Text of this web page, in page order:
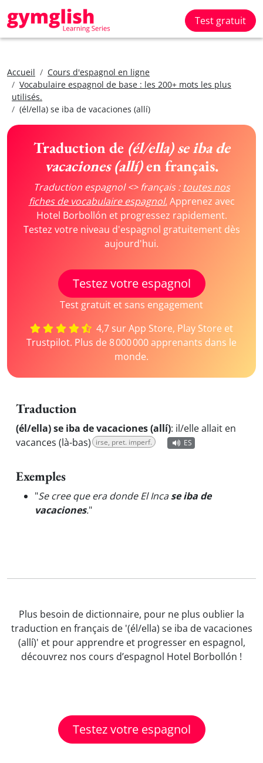
Test gratuit
Accueil
Cours d'espagnol en ligne
Vocabulaire espagnol de base : les 200+ mots les plus
utilisés.
(él/ella) se iba de vacaciones (allí)
Traduction de (él/ella) se iba de
vacaciones (allí)en français.
Traduction espagnol <> français : toutes nos
fiches de vocabulaire espagnol.Apprenez avec
Hotel Borbollón et progressez rapidement.
Testez votre niveau d'espagnol gratuitement dès
aujourd'hui.
Testez votre espagnol
Test gratuit et sans engagement
4,7 sur App Store, Play Store et
Trustpilot. Plus de 8 000 000 apprenants dans le
monde.
Traduction
(él/ella) se iba de vacaciones (allí): il/elle allait en
vacances (là-bas) irse, pret. imperf. ES
Exemples
"Se cree que era donde El Incase iba de
vacaciones."
Plus besoin de dictionnaire, pour ne plus oublier la
traduction en français de '(él/ella) se iba de vacaciones
(allí)' et pour apprendre et progresser en espagnol,
découvrez nos cours d’espagnol Hotel Borbollón !
Testez votre espagnol